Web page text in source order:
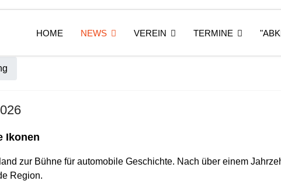
HOME NEWS VEREIN TERMINE
Ikonen
zur Bühne für automobile Geschichte. Nach über einem
Region.